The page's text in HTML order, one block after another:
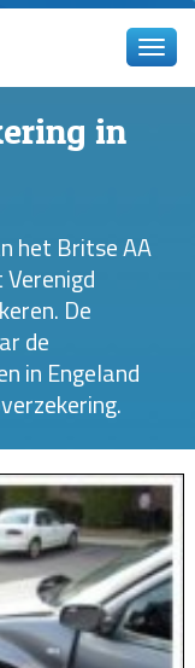
in
het Britse AA
De
de
in Engeland